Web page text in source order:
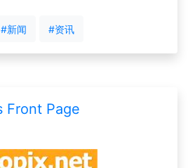
#新闻 #资讯
Front Page